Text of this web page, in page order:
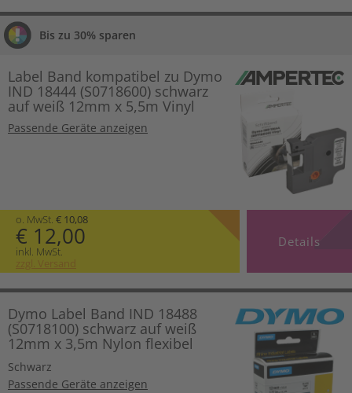
Bis zu 30% sparen
Label Band kompatibel zu Dymo
IND 18444 (S0718600) schwarz
auf weiß 12mm x 5,5m Vinyl
Passende Geräte anzeigen
o. MwSt. € 10,08
€ 12,00
inkl. MwSt.
zzgl. Versand
Details
Dymo Label Band IND 18488
(S0718100) schwarz auf weiß
12mm x 3,5m Nylon flexibel
Schwarz
Passende Geräte anzeigen